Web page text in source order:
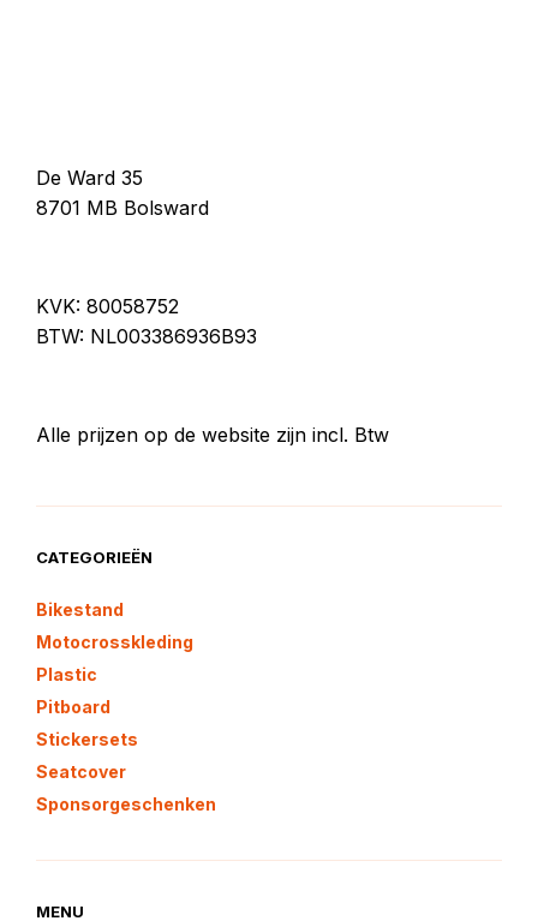
De Ward 35
8701 MB Bolsward
KVK: 80058752
BTW: NL003386936B93
Alle prijzen op de website zijn incl. Btw
CATEGORIEËN
Bikestand
Motocrosskleding
Plastic
Pitboard
Stickersets
Seatcover
Sponsorgeschenken
MENU